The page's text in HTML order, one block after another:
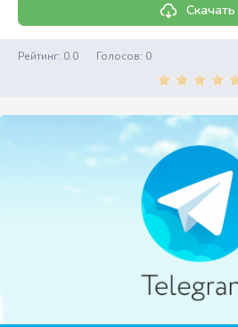
Скачать
Рейтинг: 0.0 Голосов: 0